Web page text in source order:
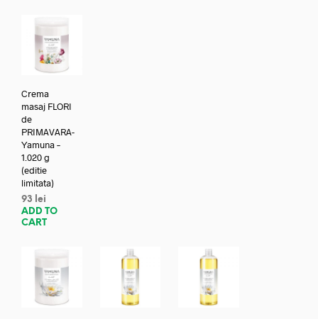
Crema
masaj FLORI
de
PRIMAVARA-
Yamuna –
1.020 g
(editie
limitata)
93
lei
ADD TO
CART